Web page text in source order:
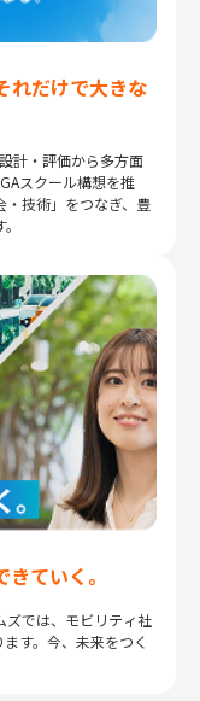
れだけで大きな
計・評価から多方面
スクール構想を推
技術」をつなぎ、豊
ていく。
ズでは、モビリティ社
す。今、未来をつく